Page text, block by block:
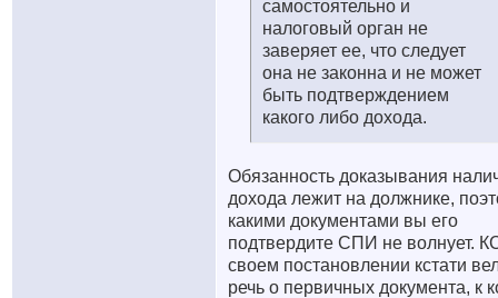
самостоятельно и
налоговый орган не
заверяет ее, что следует
она не законна и не может
быть подтверждением
какого либо дохода.
Обязанность доказывания
дохода лежит на должнике,
какими документами вы его
подтвердите СПИ не волнует.
своем постановлении кстати
речь о первичных документа, к